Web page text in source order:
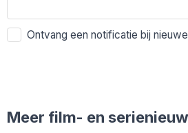
Ontvang een notificatie bij
Meer film- en